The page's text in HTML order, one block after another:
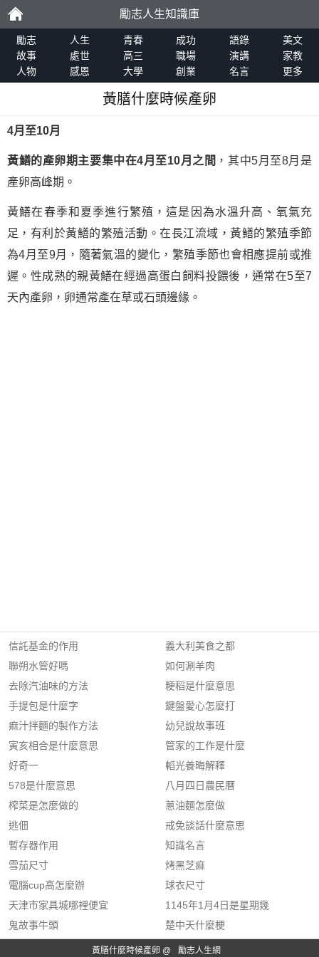
勵
志
勵志人生知識庫
勵志 人生 青春 成功 語錄
美文
故事
處世 高三 職場 演講
家教
人物
感恩 大學 創業 名言 更多
黃膳什麼時候產卵
4月至10月
黃鱔的產卵期主要集中在4月至10月之間 ，其中5月至8月是
產卵高峰期。
黃鱔在春季和夏季進行繁殖，這是因為水溫升高、氧氣充
足，有利於黃鱔的繁殖活動。在長江流域，黃鱔的繁殖季節
為4月至9月，隨著氣溫的變化，繁殖季節也會相應提前或推
遲。性成熟的親黃鱔在經過高蛋白飼料投餵後，通常在5至7
天內產卵，卵通常產在草或石頭邊緣。
信託基金的作用
聯朔水管好嗎
去除汽油味的方法
手提包是什麼字
痲汁拌麵的製作方法
寅亥相合是什麼意思
好奇一
578是什麼意思
榨菜是怎麼做的
逃佃
暫存器作用
雪茄尺寸
電腦cup高怎麼辦
天津市家具城哪裡便宜
鬼故事牛頭
義大利美食之都
如何涮羊肉
粳稻是什麼意思
鍵盤愛心怎麼打
幼兒說故事班
管家的工作是什麼
轁光養晦解釋
八月四日農民曆
蔥油麵怎麼做
戒免談話什麼意思
知識名言
烤黑芝痲
球衣尺寸
1145年1月4日是星期幾
楚中天什麼梗
黃膳什麼時候產卵 @ 勵志人生網